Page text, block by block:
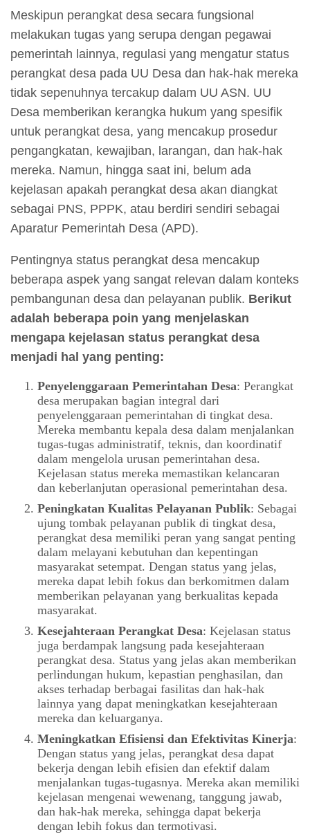
Meskipun perangkat desa secara fungsional
melakukan tugas yang serupa dengan pegawai
pemerintah lainnya, regulasi yang mengatur status
perangkat desa pada UU Desa dan hak-hak mereka
tidak sepenuhnya tercakup dalam UU ASN. UU
Desa memberikan kerangka hukum yang spesifik
untuk perangkat desa, yang mencakup prosedur
pengangkatan, kewajiban, larangan, dan hak-hak
mereka. Namun, hingga saat ini, belum ada
kejelasan apakah perangkat desa akan diangkat
sebagai PNS, PPPK, atau berdiri sendiri sebagai
Aparatur Pemerintah Desa (APD).
Pentingnya status perangkat desa mencakup
beberapa aspek yang sangat relevan dalam konteks
pembangunan desa dan pelayanan publik. Berikut
adalah beberapa poin yang menjelaskan
mengapa kejelasan status perangkat desa
menjadi hal yang penting:
Penyelenggaraan Pemerintahan Desa: Perangkat
desa merupakan bagian integral dari
penyelenggaraan pemerintahan di tingkat desa.
Mereka membantu kepala desa dalam menjalankan
tugas-tugas administratif, teknis, dan koordinatif
dalam mengelola urusan pemerintahan desa.
Kejelasan status mereka memastikan kelancaran
dan keberlanjutan operasional pemerintahan desa.
Peningkatan Kualitas Pelayanan Publik: Sebagai
ujung tombak pelayanan publik di tingkat desa,
perangkat desa memiliki peran yang sangat penting
dalam melayani kebutuhan dan kepentingan
masyarakat setempat. Dengan status yang jelas,
mereka dapat lebih fokus dan berkomitmen dalam
memberikan pelayanan yang berkualitas kepada
masyarakat.
Kesejahteraan Perangkat Desa: Kejelasan status
juga berdampak langsung pada kesejahteraan
perangkat desa. Status yang jelas akan memberikan
perlindungan hukum, kepastian penghasilan, dan
akses terhadap berbagai fasilitas dan hak-hak
lainnya yang dapat meningkatkan kesejahteraan
mereka dan keluarganya.
Meningkatkan Efisiensi dan Efektivitas Kinerja:
Dengan status yang jelas, perangkat desa dapat
bekerja dengan lebih efisien dan efektif dalam
menjalankan tugas-tugasnya. Mereka akan memiliki
kejelasan mengenai wewenang, tanggung jawab,
dan hak-hak mereka, sehingga dapat bekerja
dengan lebih fokus dan termotivasi.